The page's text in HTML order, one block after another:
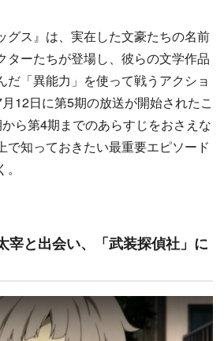
ス』は、実在した文豪たちの名前
ターたちが登場し、彼らの文学作品
だ「異能力」を使って戦うアクショ
12日に第5期の放送が開始されたこ
ら第4期までのあらすじをおさえな
で知っておきたい最重要エピソード
宰と出会い、「武装探偵社」に